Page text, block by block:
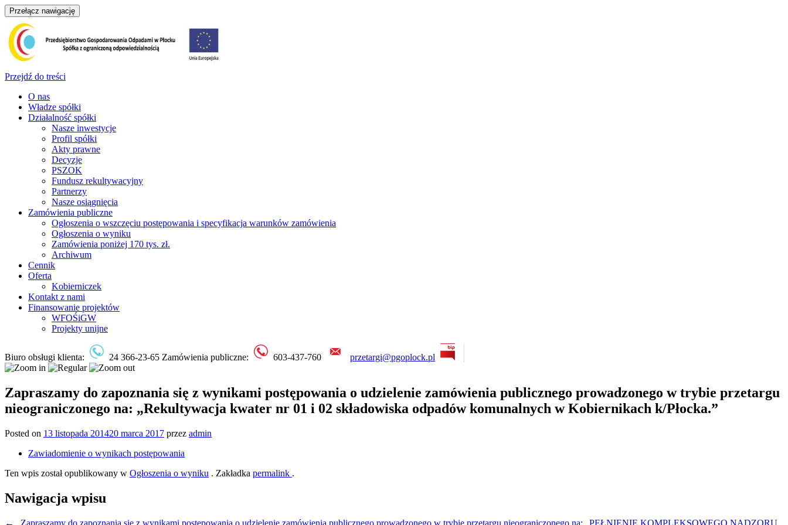
Przełącz nawigację
Przejdź do treści
O nas
Władze spółki
Działalność spółki
Nasze inwestycje
Profil spółki
Akty prawne
Decyzje
PSZOK
Fundusz rekultywacyjny
Partnerzy
Nasze osiągnięcia
Zamówienia publiczne
Ogłoszenia o wszczęciu postępowania i specyfikacja warunków zamówienia
Ogłoszenia o wyniku
Zamówienia poniżej 170 tys. zł.
Archiwum
Cennik
Oferta
Kobierniczek
Kontakt z nami
Finansowanie projektów
WFOŚiGW
Projekty unijne
Biuro obsługi klienta: 24 366-23-65 Zamówienia publiczne: 603-437-760 przetargi@pgoplock.pl
Zapraszamy do zapoznania się z wynikami postępowania o udzielenie zamówienia publicznego prowadzonego w trybie przetargu
nieograniczonego na: „Rekultywacja kwater nr 01 i 02 składowiska odpadów komunalnych w Kobiernikach k/Płocka.”
Posted on 13 listopada 201420 marca 2017 przez admin
Zawiadomienie o wynikach postępowania
Ten wpis został opublikowany w Ogłoszenia o wyniku . Zakładka permalink .
Nawigacja wpisu
← „Zapraszamy do zapoznania się z wynikami postępowania o udzielenie zamówienia publicznego prowadzonego w trybie przetargu nieograniczonego na: „PEŁNIENIE KOMPLEKSOWEGO NADZORU